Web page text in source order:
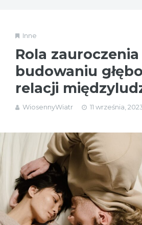
Inne
Rola
budowaniu
relacji
WiosennyWiatr 11 września,